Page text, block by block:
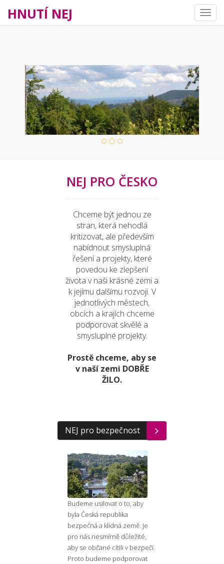
HNUTÍ NEJ
NEJ PRO ČESKO
Chceme být jednou ze
stran, která nehodlá
kritizovat, ale především
nabídnout smysluplná
řešení a projekty, které
povedou ke zlepšení
života v naši krásné zemi a
k jejímu dalšímu rozvoji. V
jednotlivých městech,
obcích a krajích chceme
podporovat skvělé a
smysluplné projekty.
Prostě chceme, aby se
v naší zemi DOBŘE
ŽILO.
NEJ pro bezpečnost
Budeme usilovat o to, aby
byla Česká republika
bezpečná a klidná země. Je
pro nás nesmírně důležité,
aby se občané cítili v bezpečí.
Proto budeme podporovat